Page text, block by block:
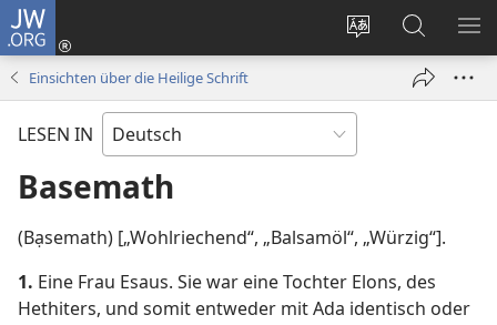
JW.ORG
Websitesprache
ändern
Anmelden
(öffnet
Suche
Einsichten über die Heilige Schrift
LESEN IN
Basemath
(Bạsemath) [„Wohlriechend“, „Balsamöl“, „Würzig“].
1. Eine Frau Esaus. Sie war eine Tochter Elons, des
Hethiters, und somit entweder mit Ada identisch oder